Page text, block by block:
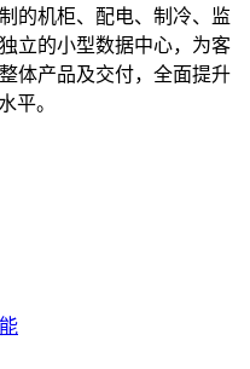
的机柜、配电、制冷、监
立的小型数据中心，为客
体产品及交付，全面提升
平。